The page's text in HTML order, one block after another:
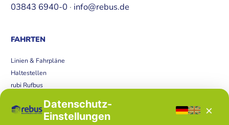
03843 6940-0 · info@rebus.de
FAHRTEN
Linien & Fahrpläne
Haltestellen
rubi Rufbus
Störungen Datenschutz-
Einstellungen
×